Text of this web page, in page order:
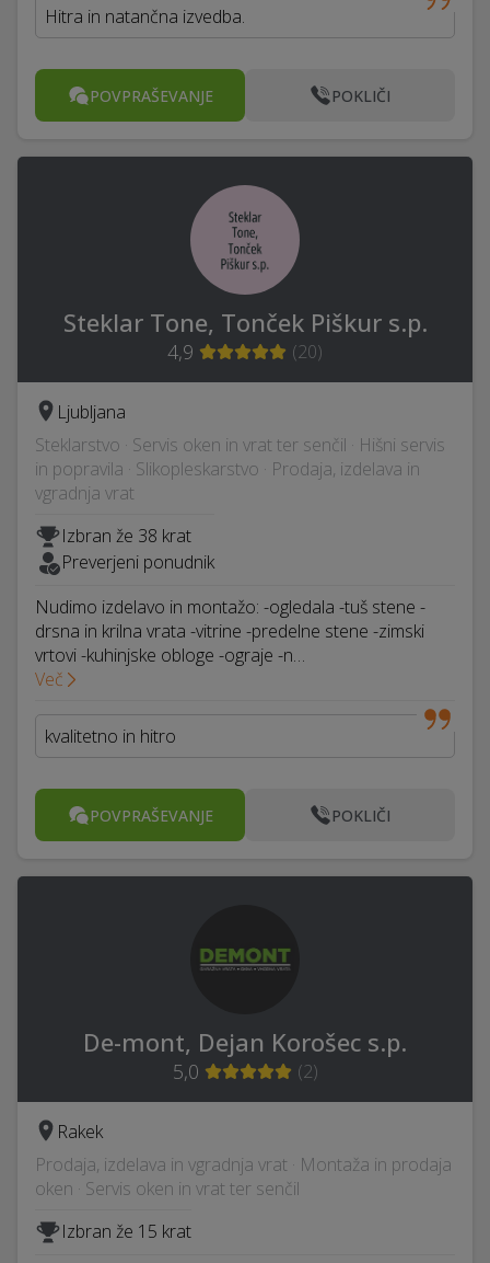
Hitra in natančna izvedba.
POVPRAŠEVANJE POKLIČI
Steklar Tone, Tonček Piškur s.p.
4,9 (20)
Ljubljana
Steklarstvo · Servis oken in vrat ter senčil · Hišni servis
in popravila · Slikopleskarstvo · Prodaja, izdelava in
vgradnja vrat
Izbran že 38 krat
Preverjeni ponudnik
Nudimo izdelavo in montažo: -ogledala -tuš stene -
drsna in krilna vrata -vitrine -predelne stene -zimski
vrtovi -kuhinjske obloge -ograje -n…
Več
kvalitetno in hitro
POVPRAŠEVANJE POKLIČI
De-mont, Dejan Korošec s.p.
5,0 (2)
Rakek
Prodaja, izdelava in vgradnja vrat · Montaža in prodaja
oken · Servis oken in vrat ter senčil
Izbran že 15 krat